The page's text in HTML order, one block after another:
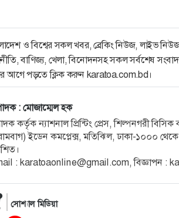
ও বিশ্বের সকল খবর, ব্রেকিং নিউজ, লাইভ
বাণিজ্য, খেলা, বিনোদনসহ সকল সর্বশেষ সংবাদ
আগে পড়তে ক্লিক করুন karatoa.com.bd।
: মোজাম্মেল হক
কর্তৃক ন্যাশনাল প্রিন্টিং প্রেস, শিল্পনগরী
ইডেন কমপ্লেক্স, মতিঝিল, ঢাকা-১০০০
: karatoaonline@gmail.com, বিজ্ঞাপন :
সোশ্যাল মিডিয়া